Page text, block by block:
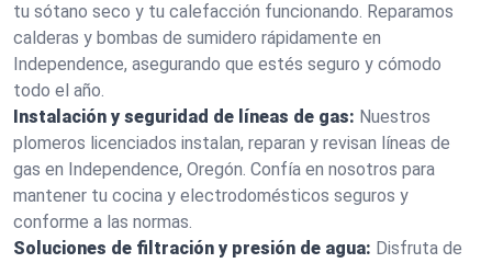
tu sótano seco y tu calefacción funcionando. Reparamos
calderas y bombas de sumidero rápidamente en
Independence, asegurando que estés seguro y cómodo
todo el año.
Instalación y seguridad de líneas de gas: Nuestros
plomeros licenciados instalan, reparan y revisan líneas de
gas en Independence, Oregón. Confía en nosotros para
mantener tu cocina y electrodomésticos seguros y
conforme a las normas.
Soluciones de filtración y presión de agua: Disfruta de